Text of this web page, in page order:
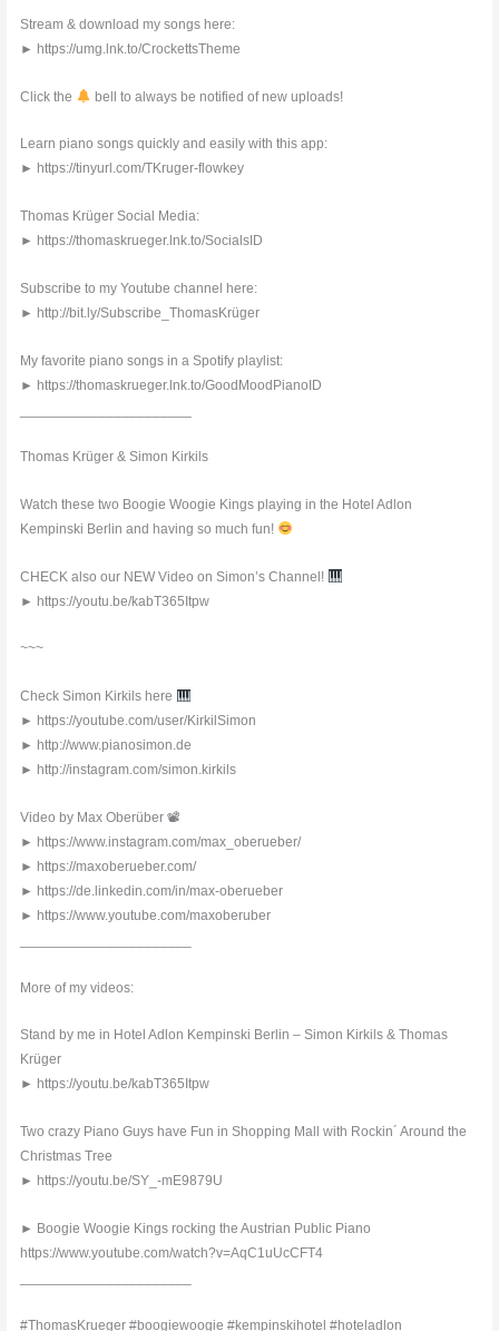
Stream & download my songs here:
► https://umg.lnk.to/CrockettsTheme
Click the bell to always be notified of new uploads!
Learn piano songs quickly and easily with this app:
► https://tinyurl.com/TKruger-flowkey
Thomas Krüger Social Media:
► https://thomaskrueger.lnk.to/SocialsID
Subscribe to my Youtube channel here:
► http://bit.ly/Subscribe_ThomasKrüger
My favorite piano songs in a Spotify playlist:
► https://thomaskrueger.lnk.to/GoodMoodPianoID
Thomas Krüger & Simon Kirkils
Watch these two Boogie Woogie Kings playing in the Hotel Adlon
Kempinski Berlin and having so much fun!
CHECK also our NEW Video on Simon’s Channel!
► https://youtu.be/kabT365Itpw
~~~
Check Simon Kirkils here
► https://youtube.com/user/KirkilSimon
► http://www.pianosimon.de
► http://instagram.com/simon.kirkils
Video by Max Oberüber 📽
► https://www.instagram.com/max_oberueber/
► https://maxoberueber.com/
► https://de.linkedin.com/in/max-oberueber
► https://www.youtube.com/maxoberuber
More of my videos:
Stand by me in Hotel Adlon Kempinski Berlin – Simon Kirkils & Thomas
Krüger
► https://youtu.be/kabT365Itpw
Two crazy Piano Guys have Fun in Shopping Mall with Rockin´ Around the
Christmas Tree
► https://youtu.be/SY_-mE9879U
► Boogie Woogie Kings rocking the Austrian Public Piano
https://www.youtube.com/watch?v=AqC1uUcCFT4
#ThomasKrueger #boogiewoogie #kempinskihotel #hoteladlon